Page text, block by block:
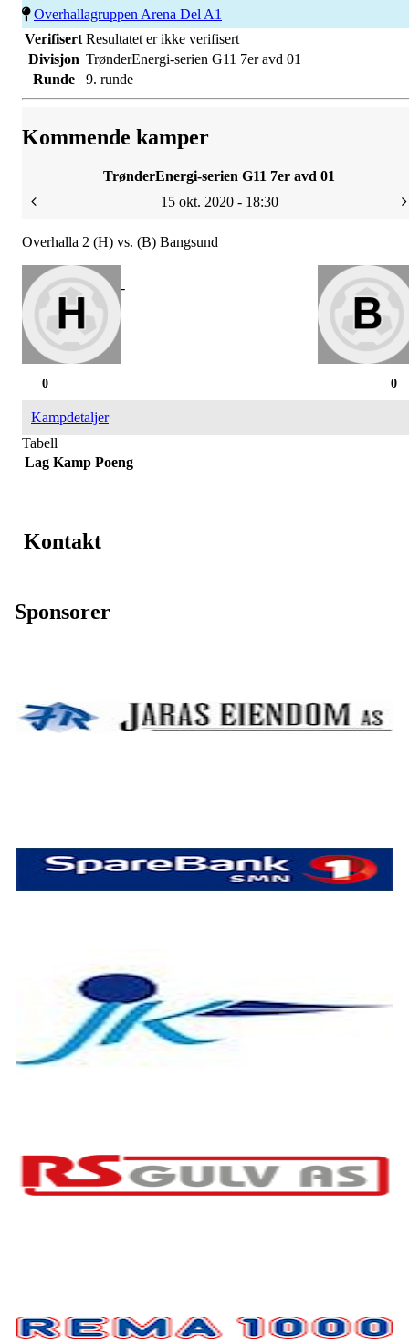
Overhallagruppen Arena Del A1
Verifisert Resultatet er ikke verifisert
Divisjon TrønderEnergi-serien G11 7er avd 01
Runde
9. runde
Kommende kamper
TrønderEnergi-serien G11 7er avd 01
15 okt. 2020 - 18:30
Overhalla 2 (H) vs. (B) Bangsund
-
0
0
Kampdetaljer
Tabell
Lag Kamp Poeng
Kontakt
Sponsorer